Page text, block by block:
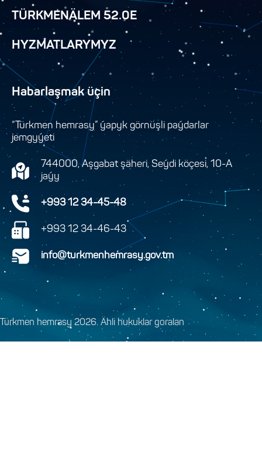
TÜRKMENÄLEM 52.0E
HYZMATLARYMYZ
Habarlaşmak üçin
“Türkmen hemrasy” ýapyk görnüşli paýdarlar
jemgyýeti
744000, Aşgabat şäheri, Seýdi köçesi, 10-A
jaýy
+993 12 34-45-48
+993 12 34-46-43
info@turkmenhemrasy.gov.tm
Türkmen hemrasy 2026. Ähli hukuklar goralan